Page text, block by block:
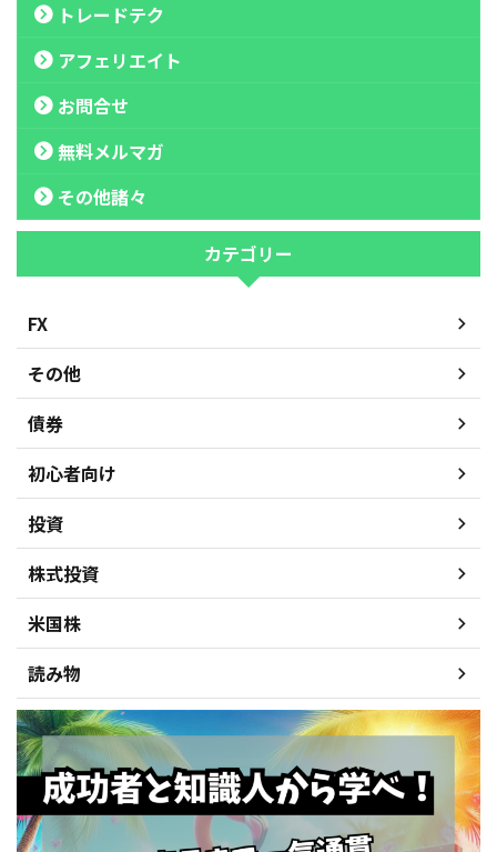
トレードテク
アフェリエイト
お問合せ
無料メルマガ
その他諸々
カテゴリー
FX
その他
債券
初心者向け
投資
株式投資
米国株
読み物